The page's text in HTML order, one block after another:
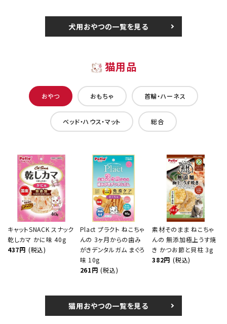
犬用おやつの一覧を見る
猫用品
おやつ おもちゃ 首輪・ハーネス
ベッド・ハウス・マット 総合
キャットSNACK スナック
乾しカマ かに味 40g
437円 (税込)
Plact プラクト ねこちゃ
んの 3ヶ月からの歯み
がきデンタルガム まぐろ
味 10g
261円 (税込)
素材そのまま ねこちゃ
んの 無添加極上うす焼
き かつお節と貝柱 3g
382円 (税込)
猫用おやつの一覧を見る